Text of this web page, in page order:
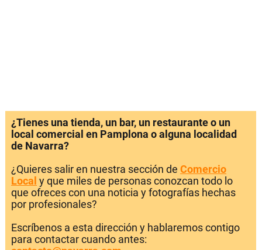
¿Tienes una tienda, un bar, un restaurante o un
local comercial en Pamplona o alguna localidad
de Navarra?
¿Quieres salir en nuestra sección de Comercio
Local y que miles de personas conozcan todo lo
que ofreces con una noticia y fotografías hechas
por profesionales?
Escríbenos a esta dirección y hablaremos contigo
para contactar cuando antes: